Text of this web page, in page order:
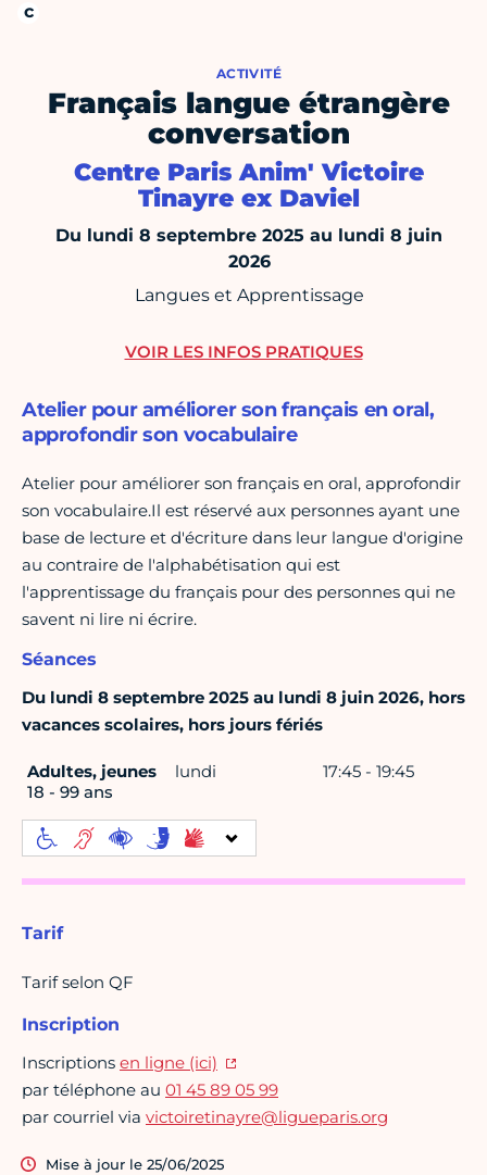
ACTIVITÉ
Français langue étrangère
conversation
Centre Paris Anim' Victoire
Tinayre ex Daviel
Du lundi 8 septembre 2025 au lundi 8 juin
2026
Langues et Apprentissage
Atelier pour améliorer son français en oral,
approfondir son vocabulaire
Atelier pour améliorer son français en oral, approfondir
son vocabulaire.Il est réservé aux personnes ayant une
base de lecture et d'écriture dans leur langue d'origine
au contraire de l'alphabétisation qui est
l'apprentissage du français pour des personnes qui ne
savent ni lire ni écrire.
Séances
Du lundi 8 septembre 2025 au lundi 8 juin 2026, hors
vacances scolaires, hors jours fériés
Adultes, jeunes
18 - 99 ans
lundi 17:45 - 19:45
Tarif
Tarif selon QF
Inscription
Inscriptions en ligne (ici)
par téléphone au 01 45 89 05 99
par courriel via victoiretinayre@ligueparis.org
Mise à jour le 25/06/2025
VOIR LES INFOS PRATIQUES